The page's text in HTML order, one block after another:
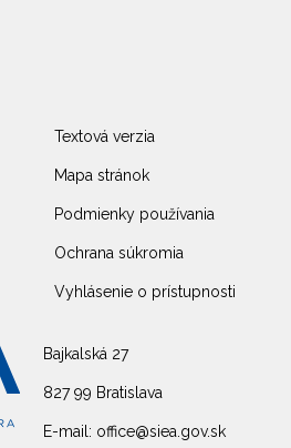
Bajkalská 27
827 99 Bratislava
E-mail: office@siea.gov.sk
Textová verzia
Mapa stránok
Podmienky používania
Ochrana súkromia
Vyhlásenie o prístupnosti